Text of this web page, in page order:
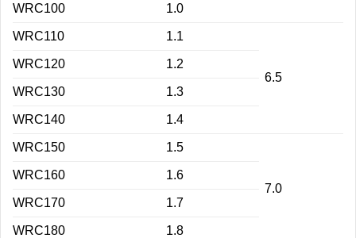
WRC100 1.0
WRC110 1.1
6.5
WRC120 1.2
WRC130 1.3
WRC140 1.4
WRC150 1.5
7.0
WRC160 1.6
WRC170 1.7
WRC180 1.8